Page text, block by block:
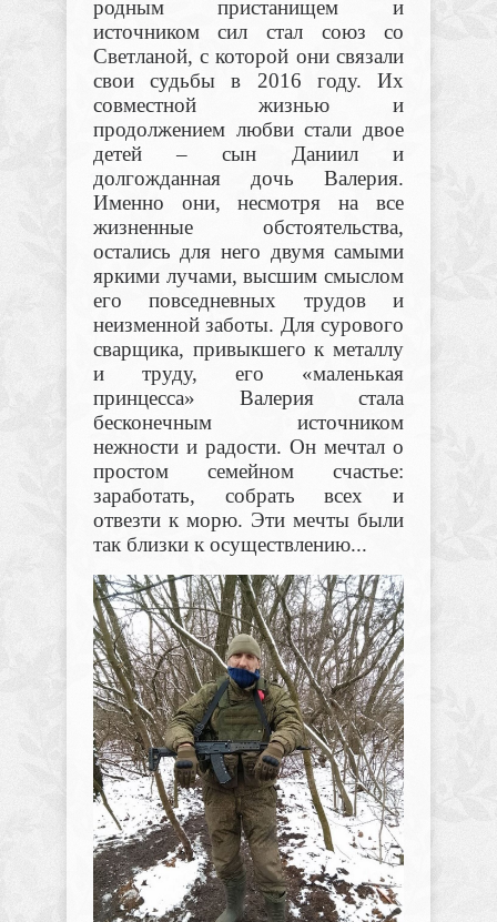
родным пристанищем и
источником сил стал союз со
Светланой, с которой они связали
свои судьбы в 2016 году. Их
совместной жизнью и
продолжением любви стали двое
детей – сын Даниил и
долгожданная дочь Валерия.
Именно они, несмотря на все
жизненные обстоятельства,
остались для него двумя самыми
яркими лучами, высшим смыслом
его повседневных трудов и
неизменной заботы. Для сурового
сварщика, привыкшего к металлу
и труду, его «маленькая
принцесса» Валерия стала
бесконечным источником
нежности и радости. Он мечтал о
простом семейном счастье:
заработать, собрать всех и
отвезти к морю. Эти мечты были
так близки к осуществлению...